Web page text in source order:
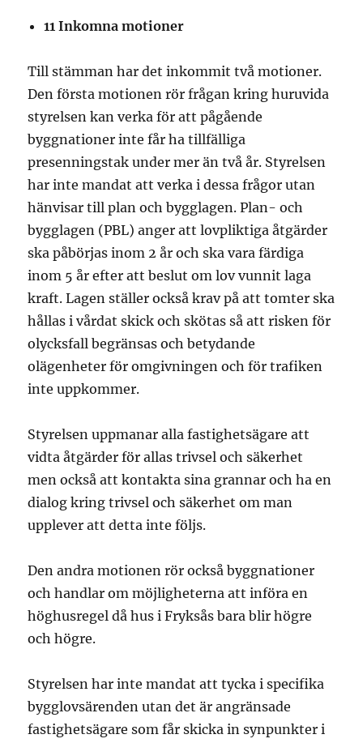
11 Inkomna motioner
Till stämman har det inkommit två motioner.
Den första motionen rör frågan kring huruvida
styrelsen kan verka för att pågående
byggnationer inte får ha tillfälliga
presenningstak under mer än två år. Styrelsen
har inte mandat att verka i dessa frågor utan
hänvisar till plan och bygglagen. Plan- och
bygglagen (PBL) anger att lovpliktiga åtgärder
ska påbörjas inom 2 år och ska vara färdiga
inom 5 år efter att beslut om lov vunnit laga
kraft. Lagen ställer också krav på att tomter ska
hållas i vårdat skick och skötas så att risken för
olycksfall begränsas och betydande
olägenheter för omgivningen och för trafiken
inte uppkommer.
Styrelsen uppmanar alla fastighetsägare att
vidta åtgärder för allas trivsel och säkerhet
men också att kontakta sina grannar och ha en
dialog kring trivsel och säkerhet om man
upplever att detta inte följs.
Den andra motionen rör också byggnationer
och handlar om möjligheterna att införa en
höghusregel då hus i Fryksås bara blir högre
och högre.
Styrelsen har inte mandat att tycka i specifika
bygglovsärenden utan det är angränsade
fastighetsägare som får skicka in synpunkter i